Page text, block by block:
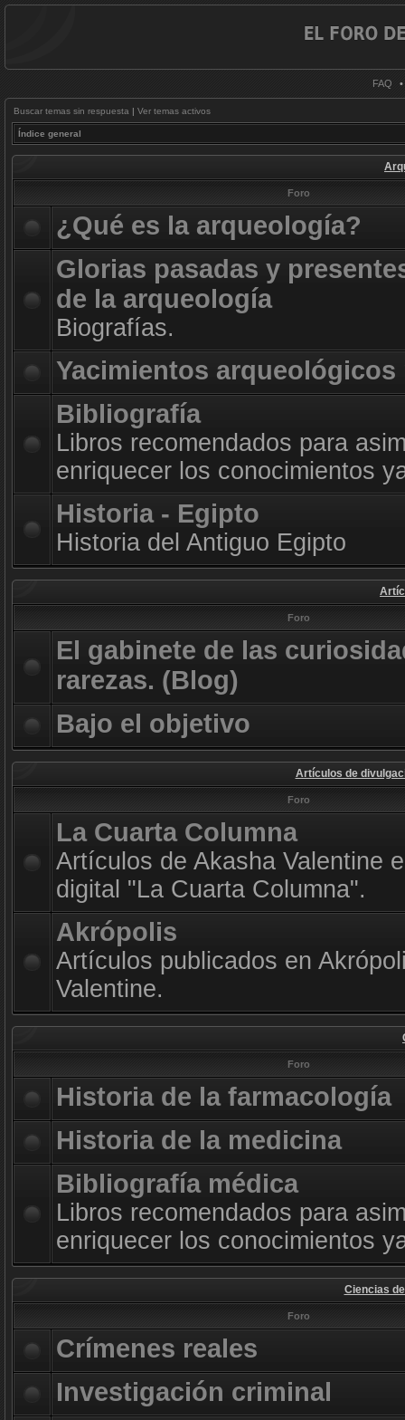
FAQ •
Buscar temas sin respuesta | Ver temas activos
Índice general
Foro
¿Qué es la arqueología?
Glorias pasadas y
de la arqueología
Biografías.
Yacimientos arqueológicos
Bibliografía
Libros recomendados para
enriquecer los conocimientos
Historia - Egipto
Historia del Antiguo Egipto
Foro
El gabinete de las
rarezas. (Blog)
Bajo el objetivo
Artículos de
Foro
La Cuarta Columna
Artículos de Akasha Valentine
digital "La Cuarta Columna".
Akrópolis
Artículos publicados en
Valentine.
Foro
Historia de la farmacología
Historia de la medicina
Bibliografía médica
Libros recomendados para
enriquecer los conocimientos
Ciencias
Foro
Crímenes reales
Investigación criminal